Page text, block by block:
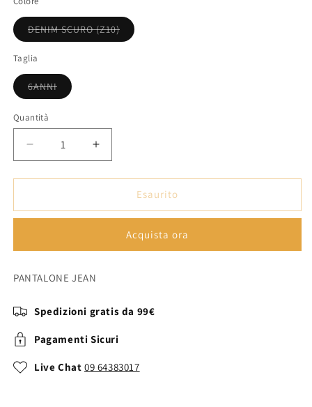
DENIM SCURO (Z10)Variante
esaurita
Taglia
6ANNIVariante
esaurita
Quantità
Diminuisci
quantità
per
-
-
KORS
Aumenta
quantità
per
R30351/Z1006A
-
DENIM
-
KORS
Esaurito
Acquista ora
PANTALONE JEAN
Spedizioni gratis da 99€
Pagamenti Sicuri
Live Chat 09 64383017